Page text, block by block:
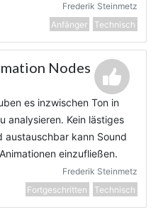
Frederik Steinmetz
Anfänger
Technisch
Nodes
es inzwischen Ton in
analysieren. Kein lästiges
austauschbar kann Sound
einzufließen.
Frederik Steinmetz
Fortgeschritten
Technisch